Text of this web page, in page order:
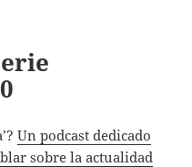
Un podcast dedicado
sobre la actualidad